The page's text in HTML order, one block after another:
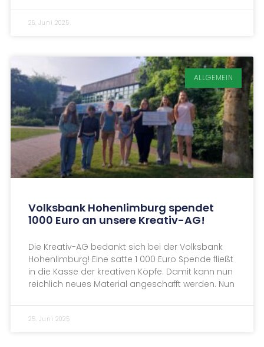
26. Juni 2025
ALLGEMEIN
Volksbank Hohenlimburg spendet
1000 Euro an unsere Kreativ-AG!
Die Kreativ-AG bedankt sich bei der Volksbank
Hohenlimburg! Eine satte 1 000 Euro Spende fließt
in die Kasse der kreativen Köpfe. Damit kann nun
reichlich neues Material angeschafft werden. Nun
25. Juni 2025